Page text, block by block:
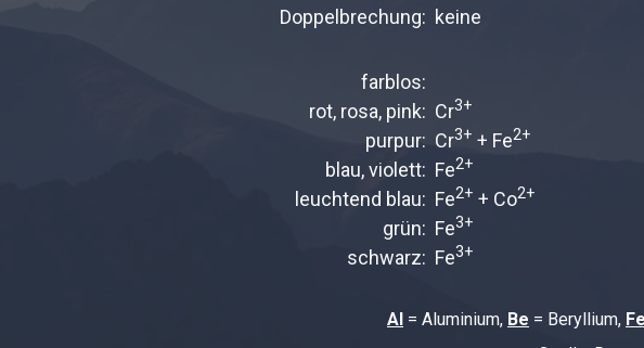
Doppelbrechung: keine
farblos:
rot, rosa, pink: Cr3+
purpur: Cr3+ + Fe2+
blau, violett: Fe2+
leuchtend blau: Fe2+ + Co2+
grün: Fe3+
schwarz: Fe3+
Al = Aluminium, Be = Beryllium, Fe